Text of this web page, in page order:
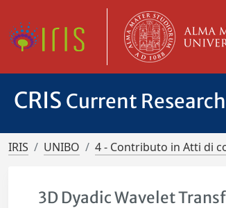
CRIS Current
IRIS UNIBO 4 - Contributo in Atti di
3D Dyadic Wavelet